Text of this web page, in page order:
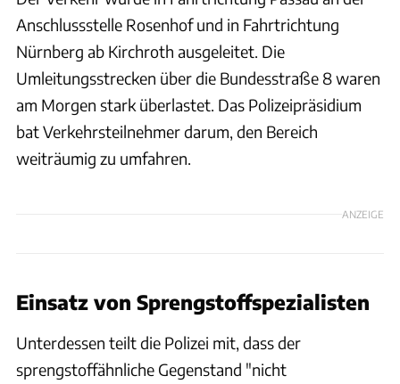
Anschlussstelle Rosenhof und in Fahrtrichtung
Nürnberg ab Kirchroth ausgeleitet. Die
Umleitungsstrecken über die Bundesstraße 8 waren
am Morgen stark überlastet. Das Polizeipräsidium
bat Verkehrsteilnehmer darum, den Bereich
weiträumig zu umfahren.
ANZEIGE
Einsatz von Sprengstoffspezialisten
Unterdessen teilt die Polizei mit, dass der
sprengstoffähnliche Gegenstand "nicht